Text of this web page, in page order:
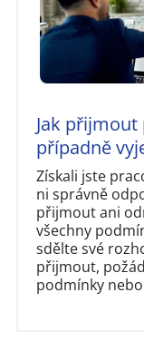
Jak
případně
Získali jste
ni správně
přijmout ani
všechny
sdělte své
přijmout,
podmínky